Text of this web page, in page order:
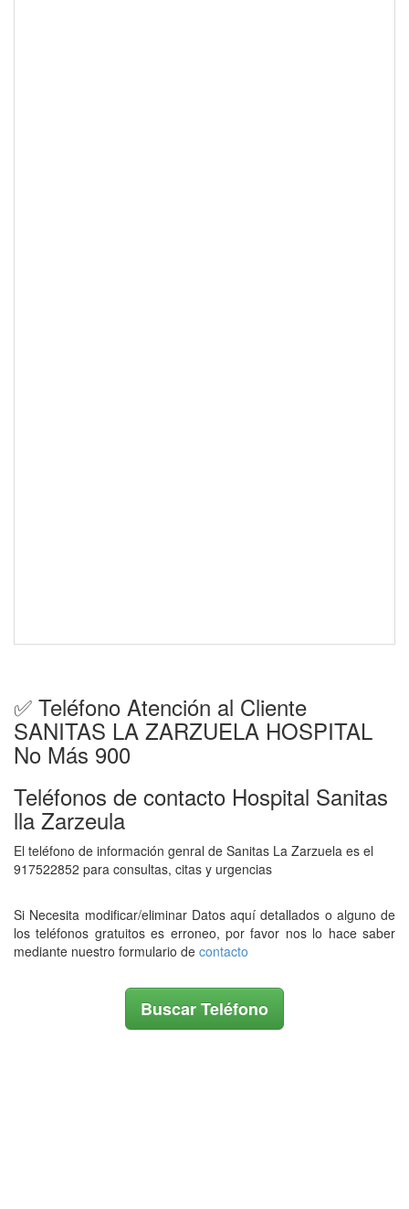
✅ Teléfono Atención al Cliente
SANITAS LA ZARZUELA HOSPITAL
No Más 900
Teléfonos de contacto Hospital Sanitas
lla Zarzeula
El teléfono de información genral de Sanitas La Zarzuela es el
917522852 para consultas, citas y urgencias
Si Necesita modificar/eliminar Datos aquí detallados o alguno de
los teléfonos gratuitos es erroneo, por favor nos lo hace saber
mediante nuestro formulario de contacto
Buscar Teléfono